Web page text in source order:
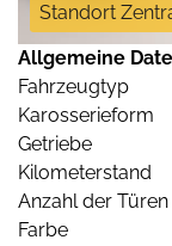
Standort
Allgemeine
Fahrzeugtyp
Karosserieform
Getriebe
Kilometerstand
Anzahl der Türen
Farbe